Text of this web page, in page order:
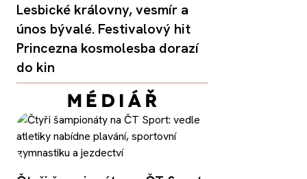
Lesbické královny, vesmír a
únos bývalé. Festivalový hit
Princezna kosmolesba dorazí
do kin